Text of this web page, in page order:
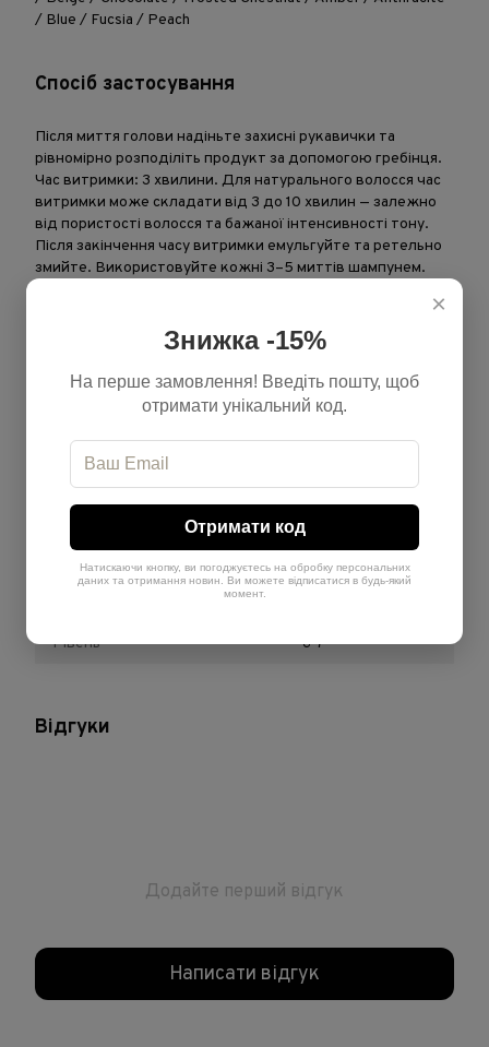
/ Blue / Fucsia / Peach
Спосіб застосування
Після миття голови надіньте захисні рукавички та
рівномірно розподіліть продукт за допомогою гребінця.
Час витримки: 3 хвилини. Для натурального волосся час
витримки може складати від 3 до 10 хвилин — залежно
від пористості волосся та бажаної інтенсивності тону.
Після закінчення часу витримки емульгуйте та ретельно
змийте. Використовуйте кожні 3–5 миттів шампунем.
Тонуй. Доглядай. Повертай блиск
Бренд
200 мл
Країна-виробник Італія
Рівень 6-7
Відгуки
Додайте перший відгук
Написати відгук
×
Знижка -15%
На перше замовлення! Введіть пошту, щоб
отримати унікальний код.
Отримати код
Натискаючи кнопку, ви погоджуєтесь на обробку персональних
даних та отримання новин. Ви можете відписатися в будь-який
момент.